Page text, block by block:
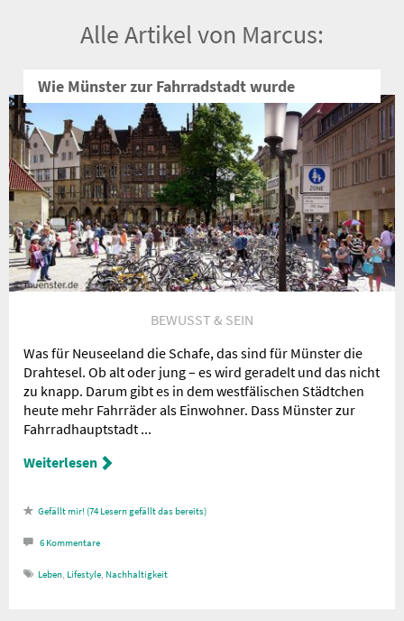
Alle Artikel von Marcus:
Wie Münster zur Fahrradstadt wurde
BEWUSST & SEIN
Was für Neuseeland die Schafe, das sind für Münster die
Drahtesel. Ob alt oder jung – es wird geradelt und das nicht
zu knapp. Darum gibt es in dem westfälischen Städtchen
heute mehr Fahrräder als Einwohner. Dass Münster zur
Fahrradhauptstadt ...
Weiterlesen
74 Lesern gefällt das
6 Kommentare
Leben, Lifestyle, Nachhaltigkeit